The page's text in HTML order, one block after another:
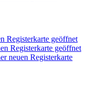
Registerkarte geöffnet
Registerkarte geöffnet
neuen Registerkarte